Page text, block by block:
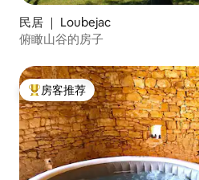
民居 ｜ Loubejac
俯瞰山谷的房子
热门「房客推荐」
房客推荐